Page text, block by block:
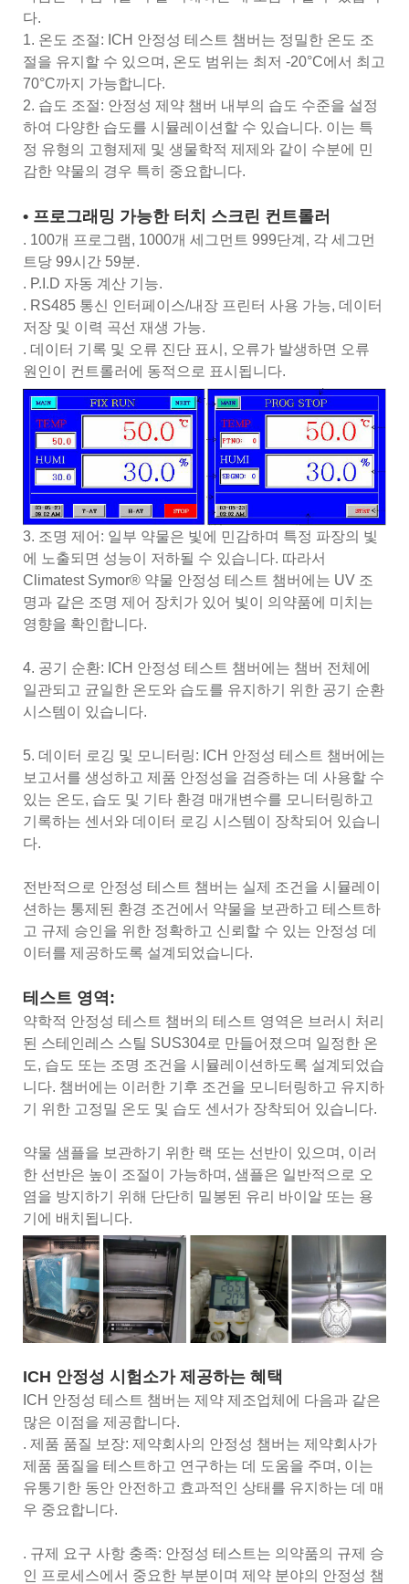
다.
1. 온도 조절: ICH 안정성 테스트 챔버는 정밀한 온도 조
절을 유지할 수 있으며, 온도 범위는 최저 -20°C에서 최고
70°C까지 가능합니다.
2. 습도 조절: 안정성 제약 챔버 내부의 습도 수준을 설정
하여 다양한 습도를 시뮬레이션할 수 있습니다. 이는 특
정 유형의 고형제제 및 생물학적 제제와 같이 수분에 민
감한 약물의 경우 특히 중요합니다.
• 프로그래밍 가능한 터치 스크린 컨트롤러
. 100개 프로그램, 1000개 세그먼트 999단계, 각 세그먼
트당 99시간 59분.
. P.I.D 자동 계산 기능.
. RS485 통신 인터페이스/내장 프린터 사용 가능, 데이터
저장 및 이력 곡선 재생 가능.
. 데이터 기록 및 오류 진단 표시, 오류가 발생하면 오류
원인이 컨트롤러에 동적으로 표시됩니다.
3. 조명 제어: 일부 약물은 빛에 민감하며 특정 파장의 빛
에 노출되면 성능이 저하될 수 있습니다. 따라서
Climatest Symor® 약물 안정성 테스트 챔버에는 UV 조
명과 같은 조명 제어 장치가 있어 빛이 의약품에 미치는
영향을 확인합니다.
4. 공기 순환: ICH 안정성 테스트 챔버에는 챔버 전체에
일관되고 균일한 온도와 습도를 유지하기 위한 공기 순환
시스템이 있습니다.
5. 데이터 로깅 및 모니터링: ICH 안정성 테스트 챔버에는
보고서를 생성하고 제품 안정성을 검증하는 데 사용할 수
있는 온도, 습도 및 기타 환경 매개변수를 모니터링하고
기록하는 센서와 데이터 로깅 시스템이 장착되어 있습니
다.
전반적으로 안정성 테스트 챔버는 실제 조건을 시뮬레이
션하는 통제된 환경 조건에서 약물을 보관하고 테스트하
고 규제 승인을 위한 정확하고 신뢰할 수 있는 안정성 데
이터를 제공하도록 설계되었습니다.
테스트 영역:
약학적 안정성 테스트 챔버의 테스트 영역은 브러시 처리
된 스테인레스 스틸 SUS304로 만들어졌으며 일정한 온
도, 습도 또는 조명 조건을 시뮬레이션하도록 설계되었습
니다. 챔버에는 이러한 기후 조건을 모니터링하고 유지하
기 위한 고정밀 온도 및 습도 센서가 장착되어 있습니다.
약물 샘플을 보관하기 위한 랙 또는 선반이 있으며, 이러
한 선반은 높이 조절이 가능하며, 샘플은 일반적으로 오
염을 방지하기 위해 단단히 밀봉된 유리 바이알 또는 용
기에 배치됩니다.
ICH 안정성 시험소가 제공하는 혜택
ICH 안정성 테스트 챔버는 제약 제조업체에 다음과 같은
많은 이점을 제공합니다.
. 제품 품질 보장: 제약회사의 안정성 챔버는 제약회사가
제품 품질을 테스트하고 연구하는 데 도움을 주며, 이는
유통기한 동안 안전하고 효과적인 상태를 유지하는 데 매
우 중요합니다.
. 규제 요구 사항 충족: 안정성 테스트는 의약품의 규제 승
인 프로세스에서 중요한 부분이며 제약 분야의 안정성 챔